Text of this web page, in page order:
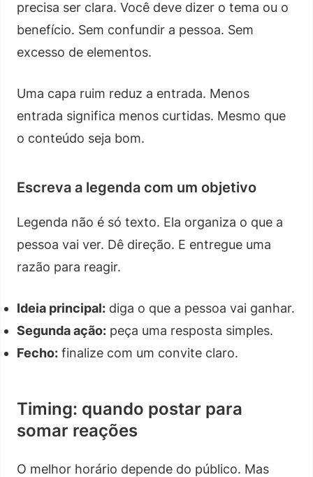
precisa ser clara. Você deve dizer o tema ou o
benefício. Sem confundir a pessoa. Sem
excesso de elementos.
Uma capa ruim reduz a entrada. Menos
entrada significa menos curtidas. Mesmo que
o conteúdo seja bom.
Escreva a legenda com um objetivo
Legenda não é só texto. Ela organiza o que a
pessoa vai ver. Dê direção. E entregue uma
razão para reagir.
Ideia principal: diga o que a pessoa vai ganhar.
Segunda ação: peça uma resposta simples.
Fecho: finalize com um convite claro.
Timing: quando postar para
somar reações
O melhor horário depende do público. Mas